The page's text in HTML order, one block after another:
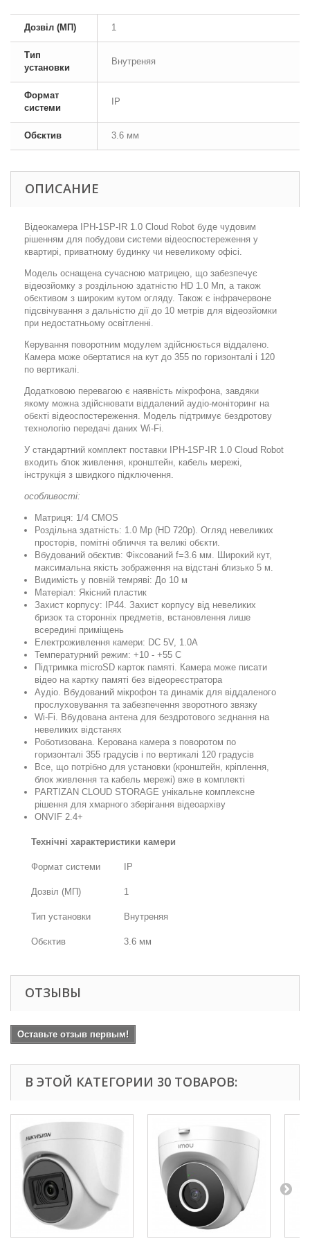
Дозвіл (МП) 1
Тип
установки
Внутреняя
Формат
системи
IP
Обєктив 3.6 мм
ОПИСАНИЕ
Відеокамера IPH-1SP-IR 1.0 Cloud Robot буде чудовим
рішенням для побудови системи відеоспостереження у
квартирі, приватному будинку чи невеликому офісі.
Модель оснащена сучасною матрицею, що забезпечує
відеозйомку з роздільною здатністю HD 1.0 Мп, а також
обєктивом з широким кутом огляду. Також є інфрачервоне
підсвічування з дальністю дії до 10 метрів для відеозйомки
при недостатньому освітленні.
Керування поворотним модулем здійснюється віддалено.
Камера може обертатися на кут до 355 по горизонталі і 120
по вертикалі.
Додатковою перевагою є наявність мікрофона, завдяки
якому можна здійснювати віддалений аудіо-моніторинг на
обєкті відеоспостереження. Модель підтримує бездротову
технологію передачі даних Wi-Fi.
У стандартний комплект поставки IPH-1SP-IR 1.0 Cloud Robot
входить блок живлення, кронштейн, кабель мережі,
інструкція з швидкого підключення.
особливості:
Матриця: 1/4 CMOS
Роздільна здатність: 1.0 Mp (HD 720p). Огляд невеликих
просторів, помітні обличчя та великі обєкти.
Вбудований обєктив: Фіксований f=3.6 мм. Широкий кут,
максимальна якість зображення на відстані близько 5 м.
Видимість у повній темряві: До 10 м
Матеріал: Якісний пластик
Захист корпусу: IP44. Захист корпусу від невеликих
бризок та сторонніх предметів, встановлення лише
всередині приміщень
Електроживлення камери: DC 5V, 1.0А
Температурний режим: +10 - +55 C
Підтримка microSD карток памяті. Камера може писати
відео на картку памяті без відеореєстратора
Аудіо. Вбудований мікрофон та динамік для віддаленого
прослуховування та забезпечення зворотного звязку
Wi-Fi. Вбудована антена для бездротового зєднання на
невеликих відстанях
Роботизована. Керована камера з поворотом по
горизонталі 355 градусів і по вертикалі 120 градусів
Все, що потрібно для установки (кронштейн, кріплення,
блок живлення та кабель мережі) вже в комплекті
PARTIZAN CLOUD STORAGE унікальне комплексне
рішення для хмарного зберігання відеоархіву
ONVIF 2.4+
Технічні характеристики камери
Формат системи IP
Дозвіл (МП) 1
Тип установки Внутреняя
Обєктив 3.6 мм
ОТЗЫВЫ
Оставьте отзыв первым!
В ЭТОЙ КАТЕГОРИИ 30 ТОВАРОВ: